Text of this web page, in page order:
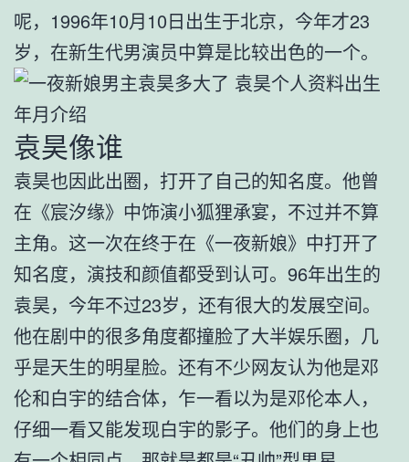
呢，1996年10月10日出生于北京，今年才23
岁，在新生代男演员中算是比较出色的一个。
袁昊像谁
袁昊也因此出圈，打开了自己的知名度。他曾
在《宸汐缘》中饰演小狐狸承宴，不过并不算
主角。这一次在终于在《一夜新娘》中打开了
知名度，演技和颜值都受到认可。96年出生的
袁昊，今年不过23岁，还有很大的发展空间。
他在剧中的很多角度都撞脸了大半娱乐圈，几
乎是天生的明星脸。还有不少网友认为他是邓
伦和白宇的结合体，乍一看以为是邓伦本人，
仔细一看又能发现白宇的影子。他们的身上也